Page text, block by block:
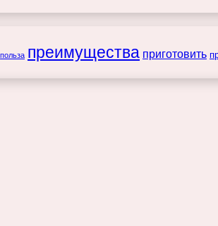
польза преимущества приготовить